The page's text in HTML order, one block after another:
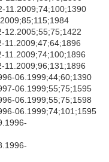
11.2009;74;100;1390
12.2005;55;75;1422
11.2009;47;64;1896
11.2009;74;100;1896
11.2009;96;131;1896
06.1999;44;60;1390
06.1999;55;75;1595
06.1999;55;75;1598
06.1999;74;101;1595